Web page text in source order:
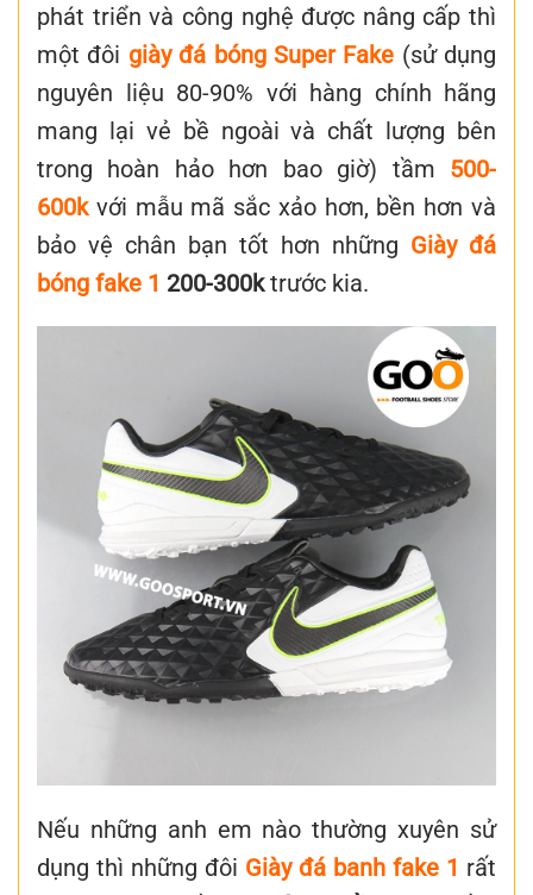
phát triển và công nghệ được nâng cấp thì
một đôi giày đá bóng Super Fake (sử dụng
nguyên liệu 80-90% với hàng chính hãng
mang lại vẻ bề ngoài và chất lượng bên
trong hoàn hảo hơn bao giờ) tầm 500-
600k với mẫu mã sắc xảo hơn, bền hơn và
bảo vệ chân bạn tốt hơn những Giày đá
bóng fake 1 200-300ktrước kia.
Nếu những anh em nào thường xuyên sử
dụng thì những đôi Giày đá banh fake 1 rất